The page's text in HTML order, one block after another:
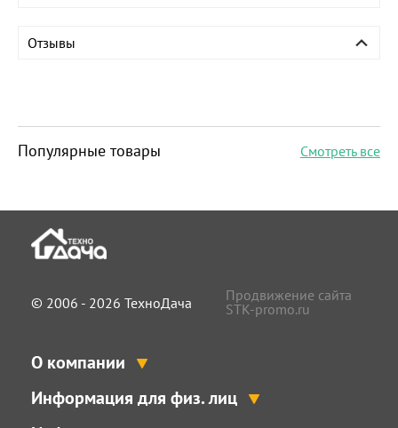
Отзывы
Популярные товары Смотреть все
© 2006 - 2026 ТехноДача
Продвижение сайта
STK-promo.ru
О компании
Информация для физ. лиц